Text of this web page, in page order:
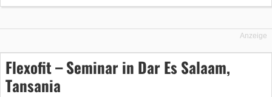
Anzeige
Flexofit – Seminar in Dar Es Salaam,
Tansania